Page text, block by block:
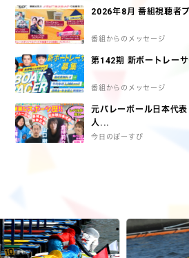
2026年8月 番組視聴者
番組からのメッセージ
第142期 新ボートレーサ
番組からのメッセージ
元バレーボール日本代表
人...
今日のぼーすぴ